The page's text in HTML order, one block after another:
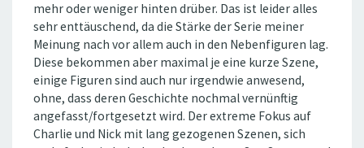
mehr oder weniger hinten drüber. Das ist leider alles
sehr enttäuschend, da die Stärke der Serie meiner
Meinung nach vor allem auch in den Nebenfiguren lag.
Diese bekommen aber maximal je eine kurze Szene,
einige Figuren sind auch nur irgendwie anwesend,
ohne, dass deren Geschichte nochmal vernünftig
angefasst/fortgesetzt wird. Der extreme Fokus auf
Charlie und Nick mit lang gezogenen Szenen, sich